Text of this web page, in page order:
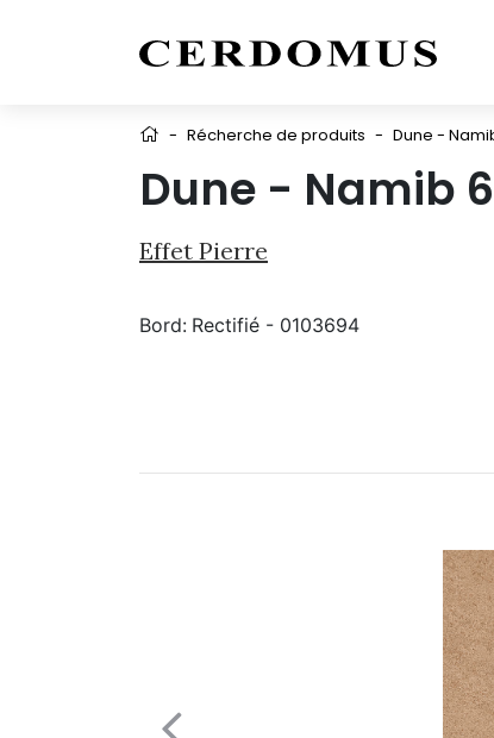
- Récherche de produits - Dune -
Dune - Namib
Effet Pierre
Bord: Rectifié - 0103694